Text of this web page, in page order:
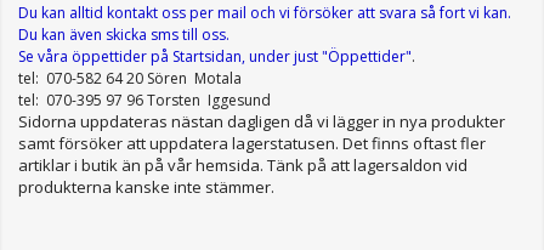
Du kan alltid kontakt oss per mail och vi försöker att svara så fort vi kan.
Du kan även skicka sms till oss.
Se våra öppettiderpå Startsidan, under just "Öppettider".
tel: 070-582 64 20 Sören Motala
tel: 070-395 97 96 Torsten Iggesund
Sidorna uppdateras nästan dagligen då vi lägger in nya produkter
samt försöker att uppdatera lagerstatusen. Det finns oftast fler
artiklar i butik än på vår hemsida. Tänk på att lagersaldon vid
produkterna kanske inte stämmer.